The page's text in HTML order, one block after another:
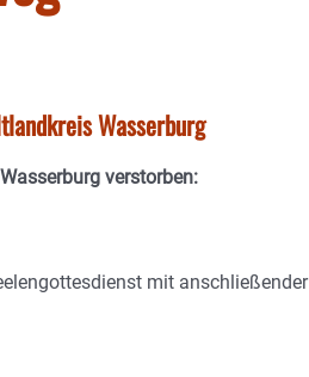
Wasserburg
verstorben:
mit anschließender